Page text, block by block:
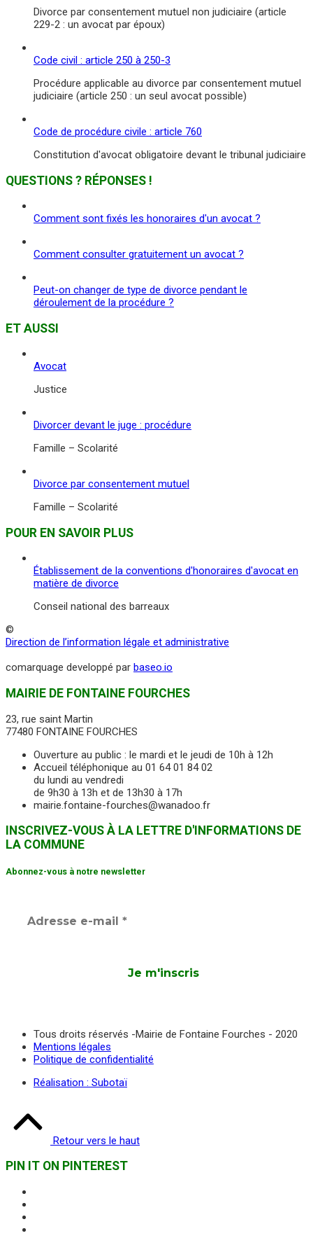
Divorce par consentement mutuel non judiciaire (article
229-2 : un avocat par époux)
Code civil : article 250 à 250-3
Procédure applicable au divorce par consentement mutuel
judiciaire (article 250 : un seul avocat possible)
Code de procédure civile : article 760
Constitution d'avocat obligatoire devant le tribunal judiciaire
QUESTIONS ? RÉPONSES !
Comment sont fixés les honoraires d'un avocat ?
Comment consulter gratuitement un avocat ?
Peut-on changer de type de divorce pendant le
déroulement de la procédure ?
ET AUSSI
Avocat
Justice
Divorcer devant le juge : procédure
Famille – Scolarité
Divorce par consentement mutuel
Famille – Scolarité
POUR EN SAVOIR PLUS
Établissement de la conventions d'honoraires d'avocat en
matière de divorce
Conseil national des barreaux
©
Direction de l’information légale et administrative
comarquage developpé par baseo.io
MAIRIE DE FONTAINE FOURCHES
23, rue saint Martin
77480 FONTAINE FOURCHES
Ouverture au public : le mardi et le jeudi de 10h à 12h
Accueil téléphonique au 01 64 01 84 02
du lundi au vendredi
de 9h30 à 13h et de 13h30 à 17h
mairie.fontaine-fourches@wanadoo.fr
INSCRIVEZ-VOUS À LA LETTRE D'INFORMATIONS DE
LA COMMUNE
Abonnez-vous à notre newsletter
Tous droits réservés -Mairie de Fontaine Fourches - 2020
Mentions légales
Politique de confidentialité
Réalisation : Subotaï
Retour vers le haut
PIN IT ON PINTEREST